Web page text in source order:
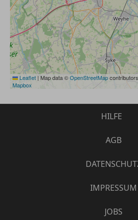
Leaflet | Map data ©OpenStreetMap
Mapbox
HILFE
AGB
IMPRESSUM
JOBS